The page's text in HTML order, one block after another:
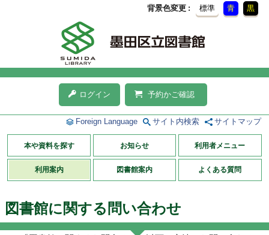
背景色変更 標準 青 黒
ログイン 予約かご確認
Foreign Language サイト内検索 サイトマップ
本や資料を探す お知らせ 利用者メニュー
利用案内 図書館案内 よくある質問
図書館に関する問い合わせ